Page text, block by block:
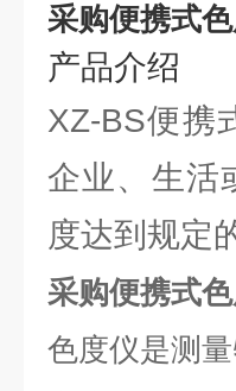
采购便携式
产品介绍
XZ-BS便携
企业、生活
度达到规定
采购便携式
色度仪是测